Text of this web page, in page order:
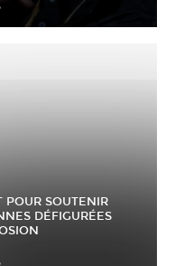
POUR SOUTENIR
DÉFIGURÉES